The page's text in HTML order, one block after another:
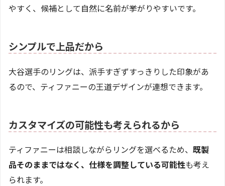
やすく、候補として自然に名前が挙がりやすいです。
シンプルで上品だから
大谷選手のリングは、派手すぎずすっきりした印象があ
るので、ティファニーの王道デザインが連想できます。
カスタマイズの可能性も考えられるから
ティファニーは相談しながらリングを選べるため、 既製
品そのままではなく、仕様を調整している可能性も考え
られます。